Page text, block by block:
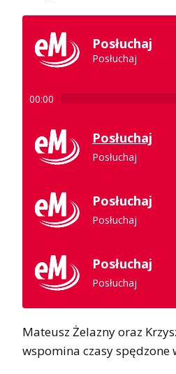
Posłuchaj
Posłuchaj
00:00
Posłuchaj
Posłuchaj
Posłuchaj
Posłuchaj
Posłuchaj
Posłuchaj
Mateusz Żelazny oraz
wspomina czasy spędzone